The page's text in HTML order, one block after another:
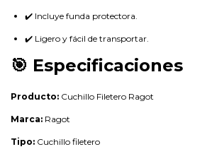
✔️ Incluye funda protectora.
✔️ Ligero y fácil de transportar.
🎯 Especificaciones
Producto: Cuchillo Filetero Ragot
Marca: Ragot
Tipo: Cuchillo filetero